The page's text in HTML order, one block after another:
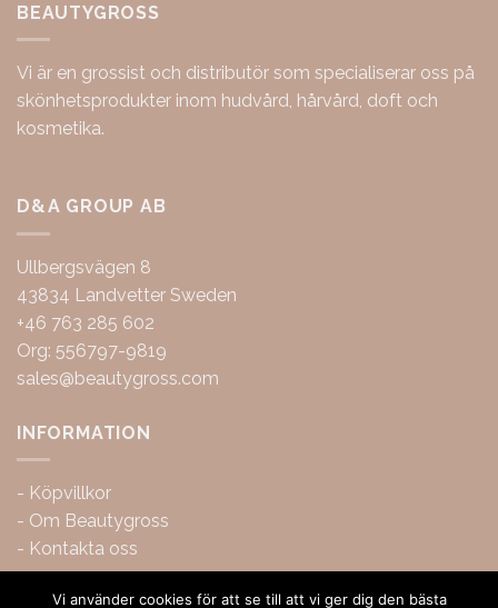
BEAUTYGROSS
Vi är en grossist och distributör som specialiserar oss på
skönhetsprodukter inom hudvård, hårvård, doft och
kosmetika.
D&A GROUP AB
Ullbergsvägen 8
43834 Landvetter Sweden
+46 763 285 602
Org: 556797-9819
sales@beautygross.com
INFORMATION
- Köpvillkor
- Om Beautygross
- Kontakta oss
Vi använder cookies för att se till att vi ger dig den bästa